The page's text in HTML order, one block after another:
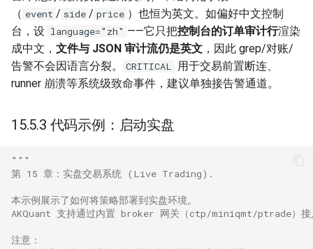
（ event / side / price ）也恒为英文。如偏好中文控制
台，设 language="zh" ——它只把控制台的订单审计行渲染
成中文， 文件与 JSON 审计流仍是英文 ，因此 grep/对账/
告警不会因语言分裂。
CRITICAL 用于交易前置断连、
runner 崩溃等系统级致命事件，建议单独接告警通道。
15.5.3 代码示例：启动实盘
"""
第 15 章：实盘交易系统 (Live Trading).
本示例展示了如何将策略部署到实盘环境。
AKQuant 支持通过内置 broker 网关（ctp/miniqmt/ptrade）接
注意：